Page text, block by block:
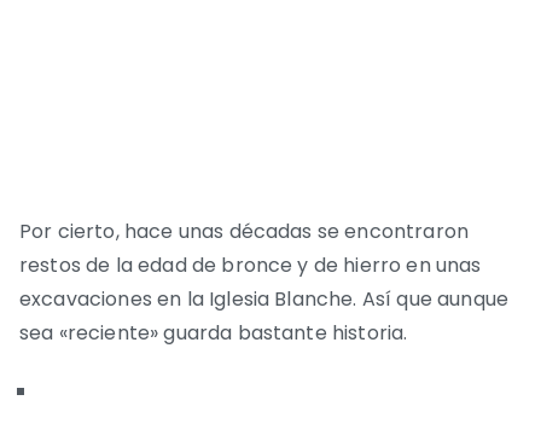
Por cierto, hace unas décadas se encontraron
restos de la edad de bronce y de hierro en unas
excavaciones en la Iglesia Blanche. Así que aunque
sea «reciente» guarda bastante historia.